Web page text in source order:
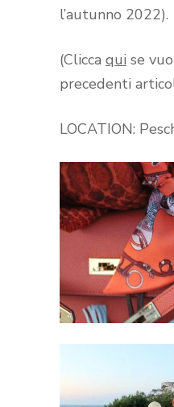
l’autunno 2022).
(Clicca qui se
precedenti
LOCATION: